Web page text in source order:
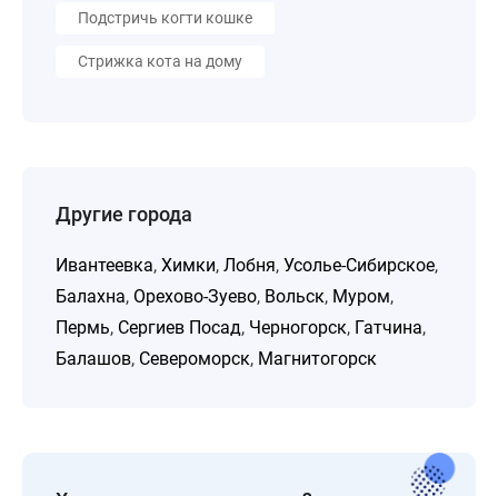
Подстричь когти кошке
Стрижка кота на дому
Другие города
Ивантеевка, Химки, Лобня, Усолье-Сибирское,
Балахна, Орехово-Зуево, Вольск, Муром,
Пермь, Сергиев Посад, Черногорск, Гатчина,
Балашов, Североморск, Магнитогорск